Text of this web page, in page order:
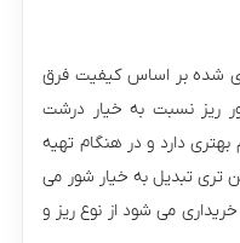
شده بر اساس کیفیت فرق
ریز نسبت به خیار درشت
دارد و در هنگام تهیه
تری تبدیل به خیار شور می
خریداری می شود از نوع ریز و